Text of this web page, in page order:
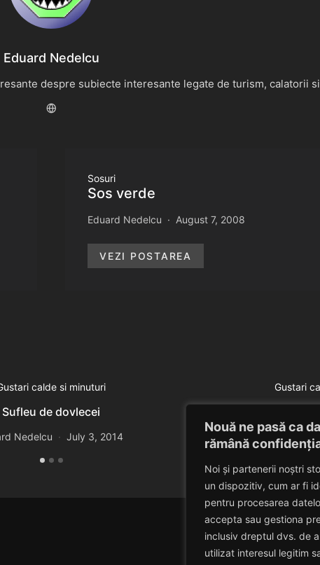
Nouă ne pasă ca
rămână
Noi și partenerii noștri
un dispozitiv, cum ar fi
pentru procesarea
accepta sau gestiona
inclusiv dreptul dvs. de
utilizat interesul legitim
Eduard Nedelcu
despre subiecte interesante legate de turism, calatorii
Sosuri
Sos verde
Eduard Nedelcu August 7, 2008
VEZI POSTAREA
calde si minuturi
Sufleu de dovlecei
Nedelcu July 3, 2014
Gustari
Eduard Nedelcu